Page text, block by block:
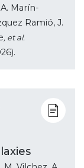
Marín-
Ramió, J.
, et al.